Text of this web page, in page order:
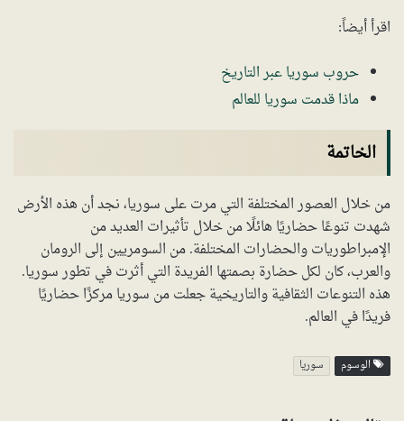
اقرأ أيضاً:
حروب سوريا عبر التاريخ
ماذا قدمت سوريا للعالم
الخاتمة
من خلال العصور المختلفة التي مرت على سوريا، نجد أن هذه الأرض
شهدت تنوعًا حضاريًا هائلًا من خلال تأثيرات العديد من
الإمبراطوريات والحضارات المختلفة. من السومريين إلى الرومان
والعرب، كان لكل حضارة بصمتها الفريدة التي أثرت في تطور سوريا.
هذه التنوعات الثقافية والتاريخية جعلت من سوريا مركزًا حضاريًا
فريدًا في العالم.
الوسوم سوريا